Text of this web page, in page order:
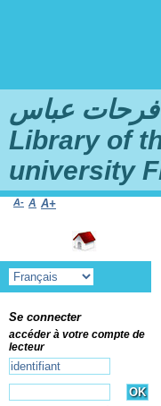
Library of
university
THE LIBRARY
A- A A+
Se connecter
accéder à votre compte de
lecteur